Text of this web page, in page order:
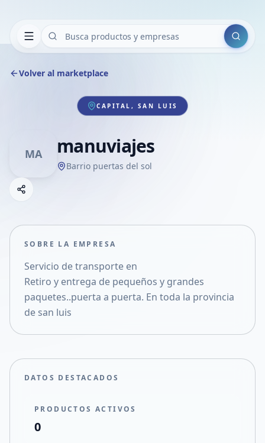
Buscar
Volver al marketplace
CAPITAL, SAN LUIS
MA manuviajes
Barrio puertas del sol
Compartir empresa
Compartir en X
SOBRE LA EMPRESA
Servicio de transporte en
Retiro y entrega de pequeños y grandes
paquetes..puerta a puerta. En toda la provincia
de san luis
DATOS DESTACADOS
PRODUCTOS ACTIVOS
0